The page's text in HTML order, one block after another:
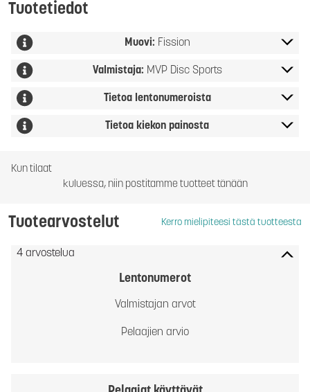
Tuotetiedot
Muovi: Fission
Valmistaja: MVP Disc Sports
Tietoa lentonumeroista
Tietoa kiekon painosta
Kun tilaat
kuluessa, niin postitamme tuotteet tänään
Tuotearvostelut Kerro mielipiteesi tästä tuotteesta
4 arvostelua
Lentonumerot
Valmistajan arvot
Pelaajien arvio